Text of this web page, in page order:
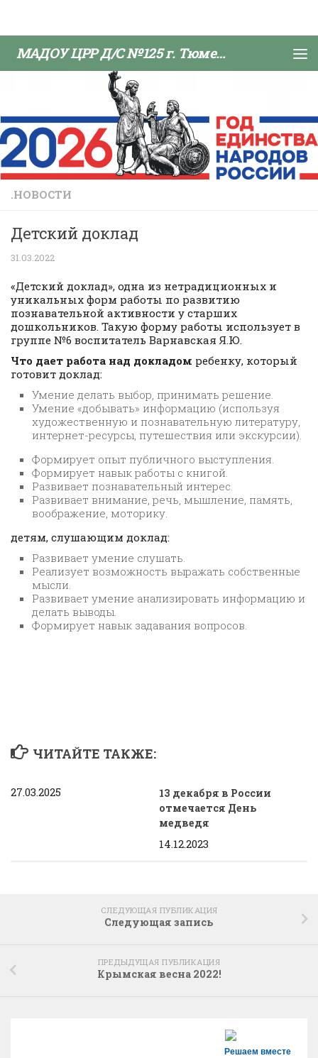
МАДОУ ЦРР Д/С №125 г. Тюмени
.НОВОСТИ
Детский доклад
31.03.2022
«Детский доклад», одна из нетрадиционных и
уникальных форм работы по развитию
познавательной активности у старших
дошкольников. Такую форму работы использует в
группе №6 воспитатель Варнавская Я.Ю.
Что дает работа над докладом ребенку, который
готовит доклад:
Умение делать выбор, принимать решение.
Умение «добывать» информацию (используя
художественную и познавательную литературу,
интернет-ресурсы, путешествия или экскурсии).
Формирует опыт публичного выступления.
Формирует навык работы с книгой.
Развивает познавательный интерес.
Развивает внимание, речь, мышление, память,
воображение, моторику.
детям, слушающим доклад:
Развивает умение слушать.
Реализует возможность выражать собственные
мысли.
Развивает умение анализировать информацию и
делать выводы.
Формирует навык задавания вопросов.
ЧИТАЙТЕ ТАКЖЕ:
27.03.2025
13 декабря в России
отмечается День
медведя
14.12.2023
СЛЕДУЮЩАЯ ПУБЛИКАЦИЯ
Следующая запись
ПРЕДЫДУЩАЯ ПУБЛИКАЦИЯ
Крымская весна 2022!
Решаем вместе